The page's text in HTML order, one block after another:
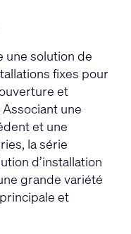
une solution de
fixes pour
et
une
et une
la série
d’installation
grande variété
et